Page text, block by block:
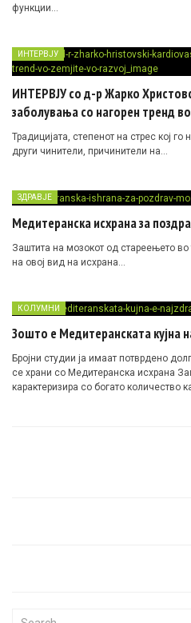
функции…
ИНТЕРВЈУ
ИНТЕРВЈУ со д-р Жарко
заболувања со нагорен тренд во
Традицијата, степенот на стрес кој
други чинители, причинители на…
ЗДРАВЈЕ
Медитеранска исхрана за
Заштита на мозокот од стареењето
на овој вид на исхрана…
КОЛУМНИ
Зошто е Медитеранската кујна
Бројни студии ја имаат потврдено
се храни со Медитеранска исхрана
карактеризира со богато количество
Search for: